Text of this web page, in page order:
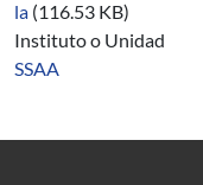
la (116.53 KB)
Instituto o Unidad
SSAA